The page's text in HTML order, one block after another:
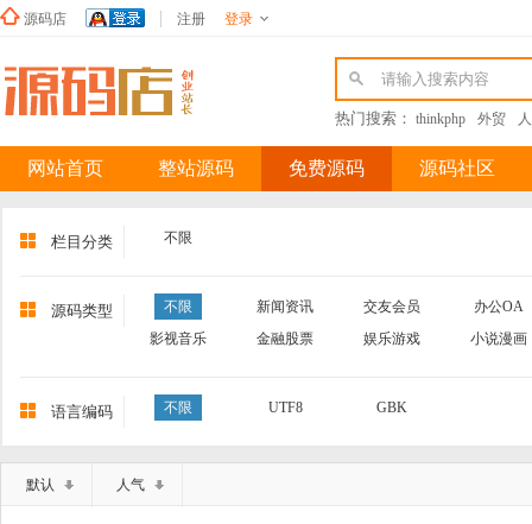
源码店 注册 登录
热门搜索： thinkphp 外贸
网站首页 整站源码 免费源码 源码社区
栏目分类 不限
源码类型 不限 新闻资讯 交友会员
办公OA
影视音乐
金融股票 娱乐游戏 小说漫画
语言编码 不限 UTF8 GBK
默认 人气